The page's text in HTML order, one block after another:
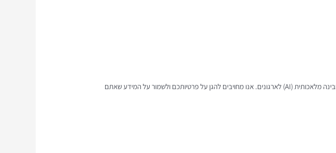
דאטה קור בינה עסקית (ח.פ. 516221488) היא חברה המתמחה בפתרונות דאטה בינה עסקית ובינה מלאכותית (AI) לארגונים. אנו מחויבים להגן על פרטיותכם ולשמור על המידע שאתם